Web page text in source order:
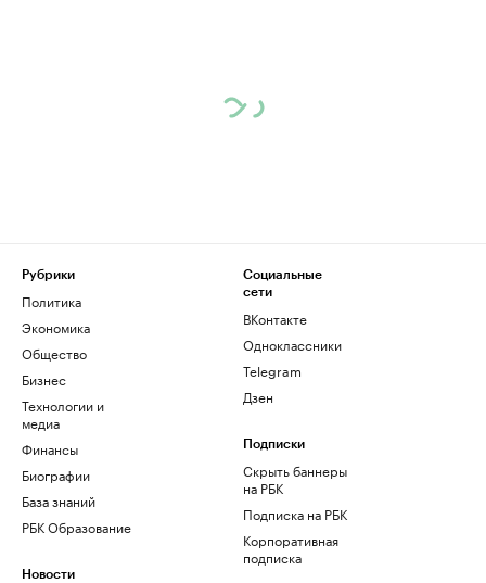
Рубрики
Политика
Экономика
Общество
Бизнес
Технологии и
медиа
Финансы
Биографии
База знаний
РБК Образование
Новости
Социальные
сети
ВКонтакте
Одноклассники
Telegram
Дзен
Подписки
Скрыть баннеры
на РБК
Подписка на РБК
Корпоративная
подписка